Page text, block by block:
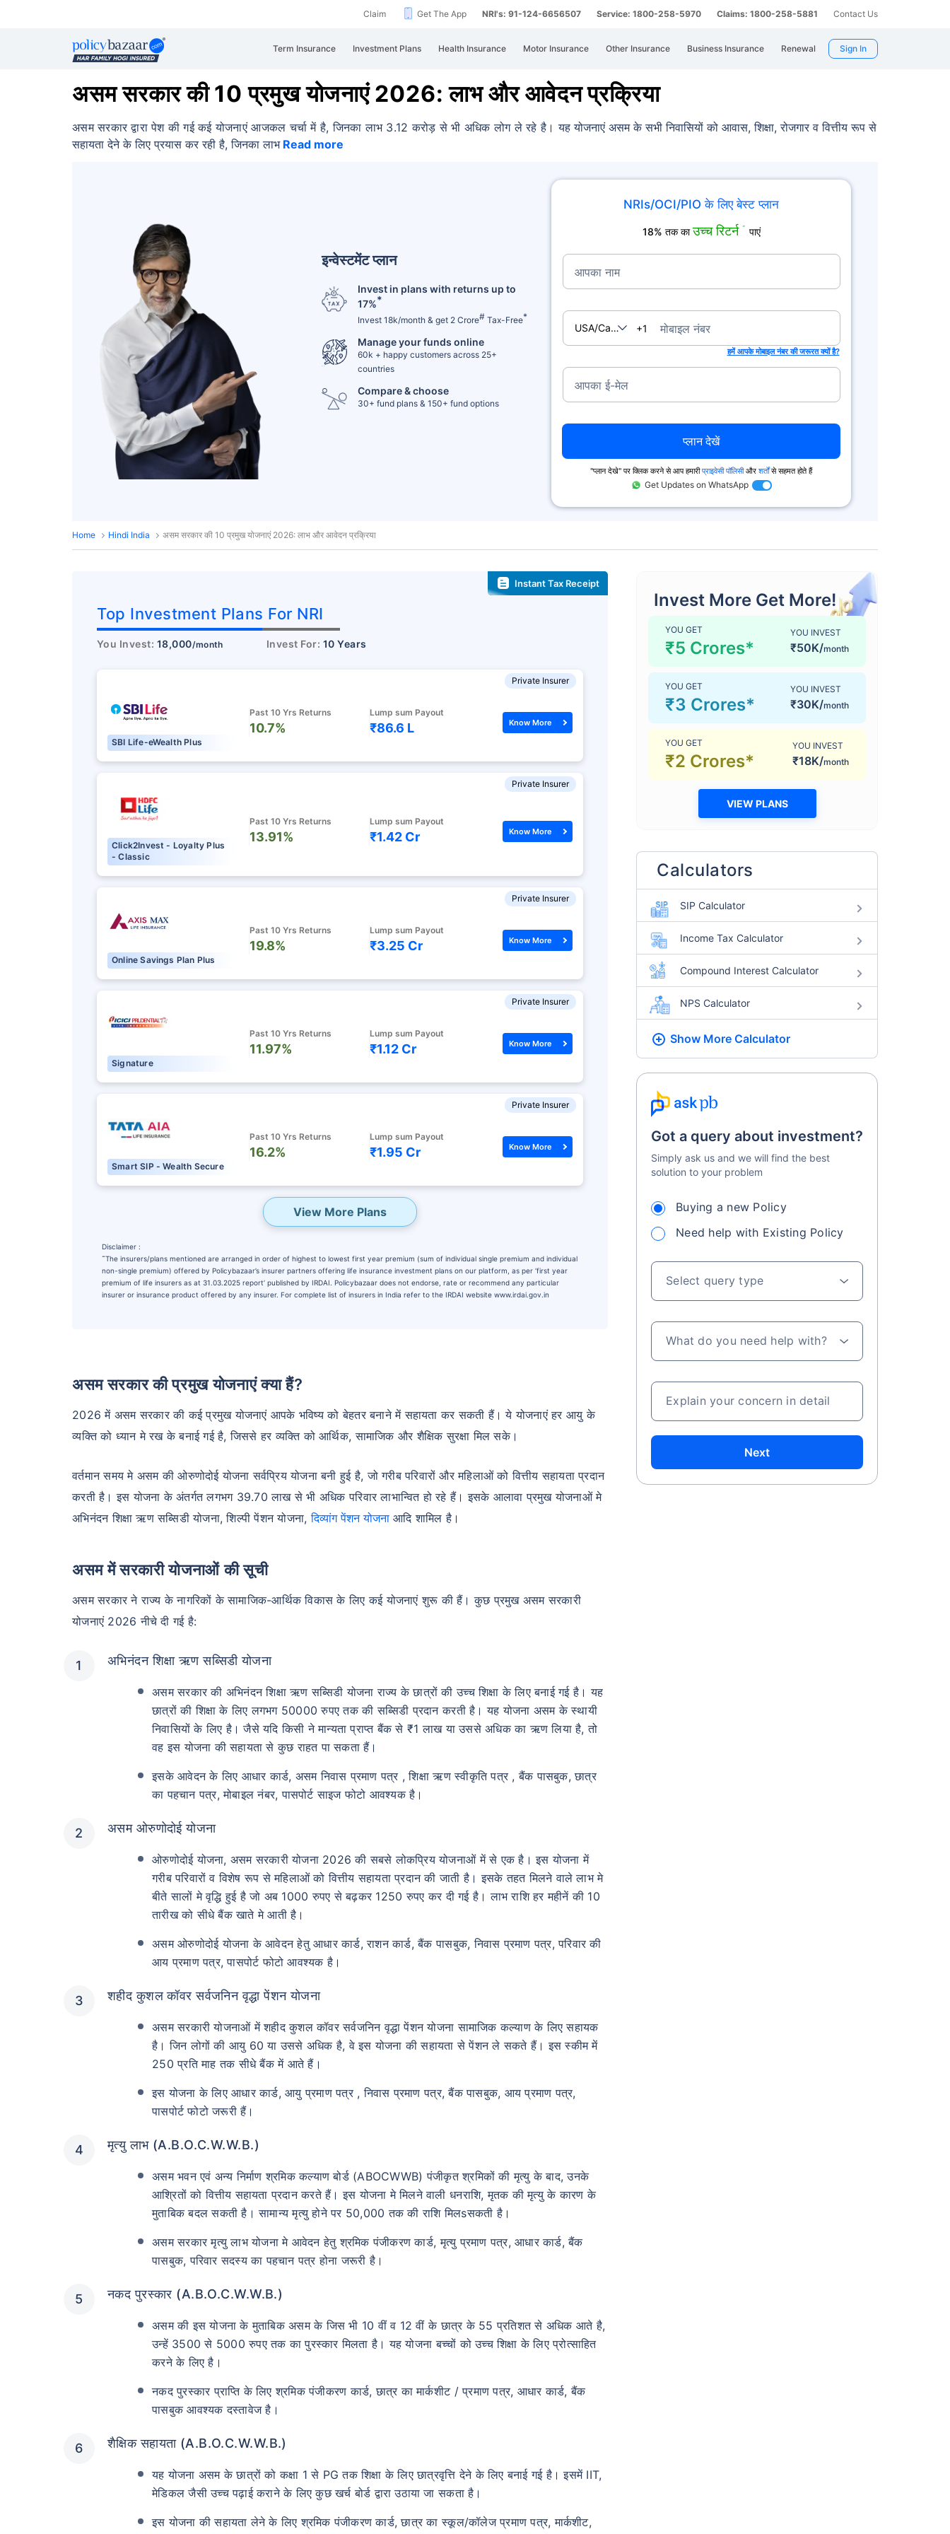
Claim Get The App NRI's: 91-124-6656507 Service: 1800-258-5970 Claims: 1800-258-5881 Contact Us
Term Insurance Investment Plans Health Insurance Motor Insurance Other Insurance Business Insurance Renewal Sign In
असम सरकार की 10 प्रमुख योजनाएं 2026: लाभ और आवेदन प्रक्रिया
असम सरकार द्वारा पेश की गई कई योजनाएं आजकल चर्चा में है, जिनका लाभ 3.12 करोड़ से भी अधिक लोग ले रहे है।यह योजनाएं असम के सभी निवासियों को आवास, शिक्षा, रोजगार व वित्तीय रूप से
सहायता देने के लिए प्रयास कर रही है, जिनका लाभ Read more
इन्वेस्टमेंट प्लान
Invest in plans with returns up to
17%*
Invest 18k/month & get 2 Crore# Tax-Free*
Manage your funds online
60k + happy customers across 25+
countries
Compare & choose
30+ fund plans & 150+ fund options
NRIs/OCI/PIO के लिए बेस्ट प्लान
18% तक काउच्च रिटर्न ˜ पाएं
आपका नाम
USA/Canada+1 मोबाइल नंबर
हमें आपके मोबाइल नंबर की जरूरत क्यों है?
आपका ई-मेल
प्लान देखें
''प्लान देखे'' पर क्लिक करने से आप हमारीप्राइवेसी पॉलिसीऔर शर्तोंसे सहमत होते हैं
Get Updates on WhatsApp
Home Hindi India असम सरकार की 10 प्रमुख योजनाएं 2026: लाभ और आवेदन प्रक्रिया
Instant Tax Receipt
Top Investment Plans For NRI
You Invest: 18,000/month Invest For: 10 Years
Private Insurer
SBI Life-eWealth Plus
Past 10 Yrs Returns
10.7%
Lump sum Payout
₹86.6 L Know More
Private Insurer
Click2Invest - Loyalty Plus
- Classic
Past 10 Yrs Returns
13.91%
Lump sum Payout
₹1.42 Cr Know More
Private Insurer
Online Savings Plan Plus
Past 10 Yrs Returns
19.8%
Lump sum Payout
₹3.25 Cr Know More
Private Insurer
Signature
Past 10 Yrs Returns
11.97%
Lump sum Payout
₹1.12 Cr Know More
Private Insurer
Smart SIP - Wealth Secure
Past 10 Yrs Returns
16.2%
Lump sum Payout
₹1.95 Cr Know More
View More Plans
Disclaimer :
˜The insurers/plans mentioned are arranged in order of highest to lowest first year premium (sum of individual single premium and individual
non-single premium) offered by Policybazaar’s insurer partners offering life insurance investment plans on our platform, as per ‘first year
premium of life insurers as at 31.03.2025 report’ published by IRDAI. Policybazaar does not endorse, rate or recommend any particular
insurer or insurance product offered by any insurer. For complete list of insurers in India refer to the IRDAI website www.irdai.gov.in
असम सरकार की प्रमुख योजनाएं क्या हैं?
2026 में असम सरकार की कई प्रमुख योजनाएं आपके भविष्य को बेहतर बनाने में सहायता कर सकती हैं। ये योजनाएं हर आयु के
व्यक्ति को ध्यान मे रख के बनाई गई है, जिससे हर व्यक्ति को आर्थिक, सामाजिक और शैक्षिक सुरक्षा मिल सके।
वर्तमान समय मे असम की ओरुणोदोई योजना सर्वप्रिय योजना बनी हुई है, जो गरीब परिवारों और महिलाओं को वित्तीय सहायता प्रदान
करती है। इस योजना के अंतर्गत लगभग 39.70 लाख से भी अधिक परिवार लाभान्वित हो रहे हैं। इसके आलावा प्रमुख योजनाओं मे
अभिनंदन शिक्षा ऋण सब्सिडी योजना, शिल्पी पेंशन योजना,दिव्यांग पेंशन योजनाआदि शामिल है।
असम में सरकारी योजनाओं की सूची
असम सरकार ने राज्य के नागरिकों के सामाजिक-आर्थिक विकास के लिए कई योजनाएं शुरू की हैं। कुछ प्रमुख असम सरकारी
योजनाएं 2026 नीचे दी गई है:
अभिनंदन शिक्षा ऋण सब्सिडी योजना
असम सरकार की अभिनंदन शिक्षा ऋण सब्सिडी योजना राज्य के छात्रों की उच्च शिक्षा के लिए बनाई गई है। यह
छात्रों की शिक्षा के लिए लगभग 50000 रुपए तक की सब्सिडी प्रदान करती है। यह योजना असम के स्थायी
निवासियों के लिए है। जैसे यदि किसी ने मान्यता प्राप्त बैंक से ₹1 लाख या उससे अधिक का ऋण लिया है, तो
वह इस योजना की सहायता से कुछ राहत पा सकता हैं।
इसके आवेदन के लिए आधार कार्ड, असम निवास प्रमाण पत्र , शिक्षा ऋण स्वीकृति पत्र , बैंक पासबुक, छात्र
का पहचान पत्र, मोबाइल नंबर, पासपोर्ट साइज फोटो आवश्यक है।
असम ओरुणोदोई योजना
ओरुणोदोई योजना, असम सरकारी योजना 2026 की सबसे लोकप्रिय योजनाओं में से एक है। इस योजना में
गरीब परिवारों व विशेष रूप से महिलाओं को वित्तीय सहायता प्रदान की जाती है। इसके तहत मिलने वाले लाभ मे
बीते सालों मे वृद्धि हुई है जो अब 1000 रुपए से बढ़कर 1250 रुपए कर दी गई है। लाभ राशि हर महीनें की 10
तारीख को सीधे बैंक खाते मे आती है।
असम ओरुणोदोई योजना के आवेदन हेतु आधार कार्ड, राशन कार्ड, बैंक पासबुक, निवास प्रमाण पत्र, परिवार की
आय प्रमाण पत्र, पासपोर्ट फोटो आवश्यक है।
शहीद कुशल कॉवर सर्वजनिन वृद्धा पेंशन योजना
असम सरकारी योजनाओं में शहीद कुशल कॉवर सर्वजनिन वृद्धा पेंशन योजना सामाजिक कल्याण के लिए सहायक
है। जिन लोगों की आयु 60 या उससे अधिक है, वे इस योजना की सहायता से पेंशन ले सकते हैं। इस स्कीम में
250 प्रति माह तक सीधे बैंक में आते हैं।
इस योजना के लिए आधार कार्ड, आयु प्रमाण पत्र , निवास प्रमाण पत्र, बैंक पासबुक, आय प्रमाण पत्र,
पासपोर्ट फोटो जरूरी हैं।
मृत्यु लाभ (A.B.O.C.W.W.B.)
असम भवन एवं अन्य निर्माण श्रमिक कल्याण बोर्ड (ABOCWWB) पंजीकृत श्रमिकों की मृत्यु के बाद, उनके
आश्रितों को वित्तीय सहायता प्रदान करते हैं। इस योजना मे मिलने वाली धनराशि, मृतक की मृत्यु के कारण के
मुताबिक बदल सकती है। सामान्य मृत्यु होने पर 50,000 तक की राशि मिलsसकती है।
असम सरकार मृत्यु लाभ योजना मे आवेदन हेतु श्रमिक पंजीकरण कार्ड, मृत्यु प्रमाण पत्र, आधार कार्ड, बैंक
पासबुक, परिवार सदस्य का पहचान पत्र होना जरूरी है।
नकद पुरस्कार (A.B.O.C.W.W.B.)
असम की इस योजना के मुताबिक असम के जिस भी 10 वीं व 12 वीं के छात्र के 55 प्रतिशत से अधिक आते है,
उन्हें 3500 से 5000 रुपए तक का पुरस्कार मिलता है। यह योजना बच्चों को उच्च शिक्षा के लिए प्रोत्साहित
करने के लिए है।
नकद पुरस्कार प्राप्ति के लिए श्रमिक पंजीकरण कार्ड, छात्र का मार्कशीट / प्रमाण पत्र, आधार कार्ड, बैंक
पासबुक आवश्यक दस्तावेज है।
शैक्षिक सहायता (A.B.O.C.W.W.B.)
यह योजना असम के छात्रों को कक्षा 1 से PG तक शिक्षा के लिए छात्रवृत्ति देने के लिए बनाई गई है। इसमें IIT,
मेडिकल जैसी उच्च पढ़ाई कराने के लिए कुछ खर्च बोर्ड द्वारा उठाया जा सकता है।
इस योजना की सहायता लेने के लिए श्रमिक पंजीकरण कार्ड, छात्र का स्कूल/कॉलेज प्रमाण पत्र, मार्कशीट,
Invest More Get More!
YOU GET
₹5 Crores*
YOU INVEST
₹50K/month
YOU GET
₹3 Crores*
YOU INVEST
₹30K/month
YOU GET
₹2 Crores*
YOU INVEST
₹18K/month
VIEW PLANS
Calculators
SIP Calculator
Income Tax Calculator
Compound Interest Calculator
NPS Calculator
Show More Calculator
Got a query about investment?
Simply ask us and we will find the best
solution to your problem
Buying a new Policy
Need help with Existing Policy
Select query type
What do you need help with?
Explain your concern in detail
Next